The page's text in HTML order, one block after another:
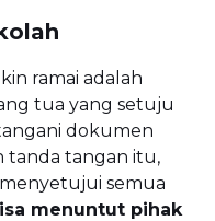
ramai adalah
tua yang setuju
dokumen
tanda tangan itu,
semua
menuntut pihak